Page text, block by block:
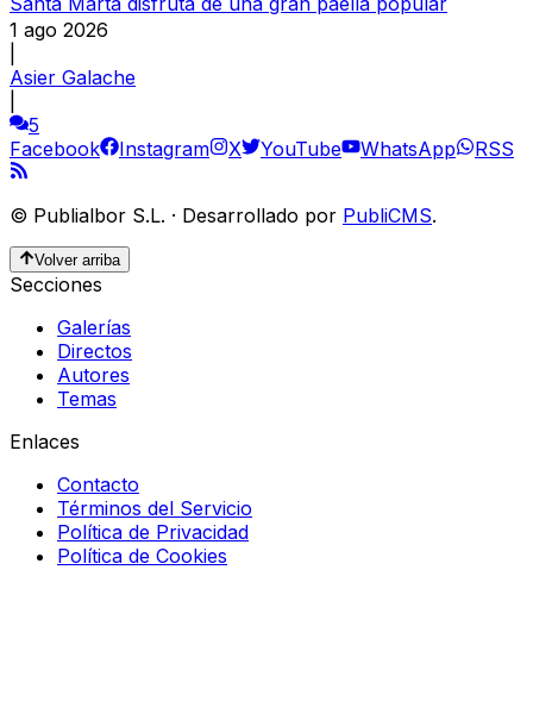
1 ago 2026
Asier Galache
5
Facebook
Instagram X YouTube WhatsApp RSS
© Publialbor S.L. · Desarrollado por PubliCMS.
Volver arriba
Secciones
Galerías
Directos
Autores
Temas
Enlaces
Contacto
Términos del Servicio
Política de Privacidad
Política de Cookies